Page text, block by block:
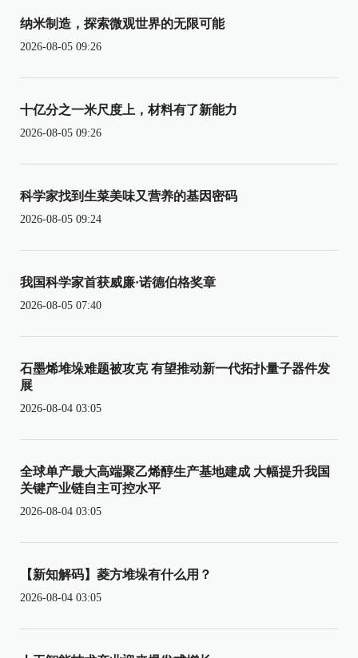
纳米制造，探索微观世界的无限可能
2026-08-05 09:26
十亿分之一米尺度上，材料有了新能力
2026-08-05 09:26
科学家找到生菜美味又营养的基因密码
2026-08-05 09:24
我国科学家首获威廉·诺德伯格奖章
2026-08-05 07:40
石墨烯堆垛难题被攻克 有望推动新一代拓扑量子器件发
展
2026-08-04 03:05
全球单产最大高端聚乙烯醇生产基地建成 大幅提升我国
关键产业链自主可控水平
2026-08-04 03:05
【新知解码】菱方堆垛有什么用？
2026-08-04 03:05